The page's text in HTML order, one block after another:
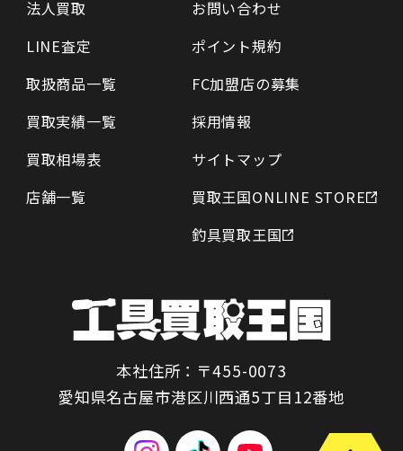
法人買取
LINE査定
取扱商品一覧
買取実績一覧
買取相場表
店舗一覧
お問い合わせ
ポイント規約
FC加盟店の募集
採用情報
サイトマップ
買取王国ONLINE STORE
釣具買取王国
本社住所：〒455-0073
愛知県名古屋市港区川西通5丁目12番地